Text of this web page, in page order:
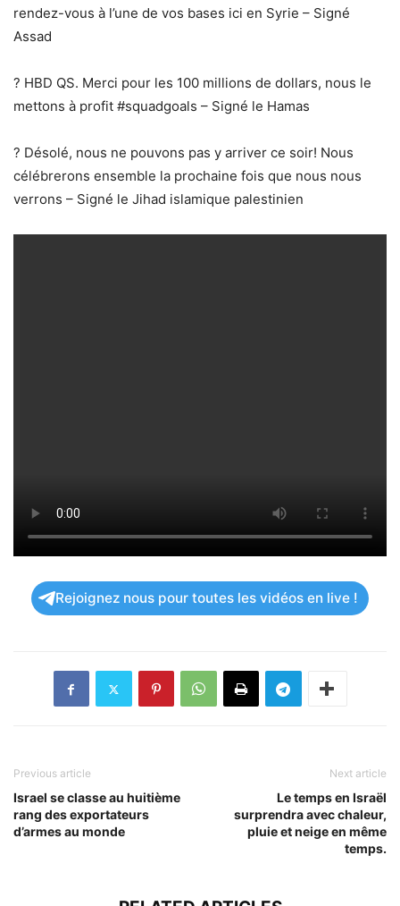
rendez-vous à l’une de vos bases ici en Syrie – Signé
Assad
? HBD QS. Merci pour les 100 millions de dollars, nous le
mettons à profit #squadgoals – Signé le Hamas
? Désolé, nous ne pouvons pas y arriver ce soir! Nous
célébrerons ensemble la prochaine fois que nous nous
verrons – Signé le Jihad islamique palestinien
Rejoignez nous pour toutes les vidéos en live !
Previous article
Israel se classe au huitième
rang des exportateurs
d’armes au monde
Next article
Le temps en Israël
surprendra avec chaleur,
pluie et neige en même
temps.